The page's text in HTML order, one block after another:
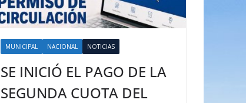
MUNICIPAL NACIONAL NOTICIAS
SE INICIÓ EL PAGO DE LA
SEGUNDA CUOTA DEL